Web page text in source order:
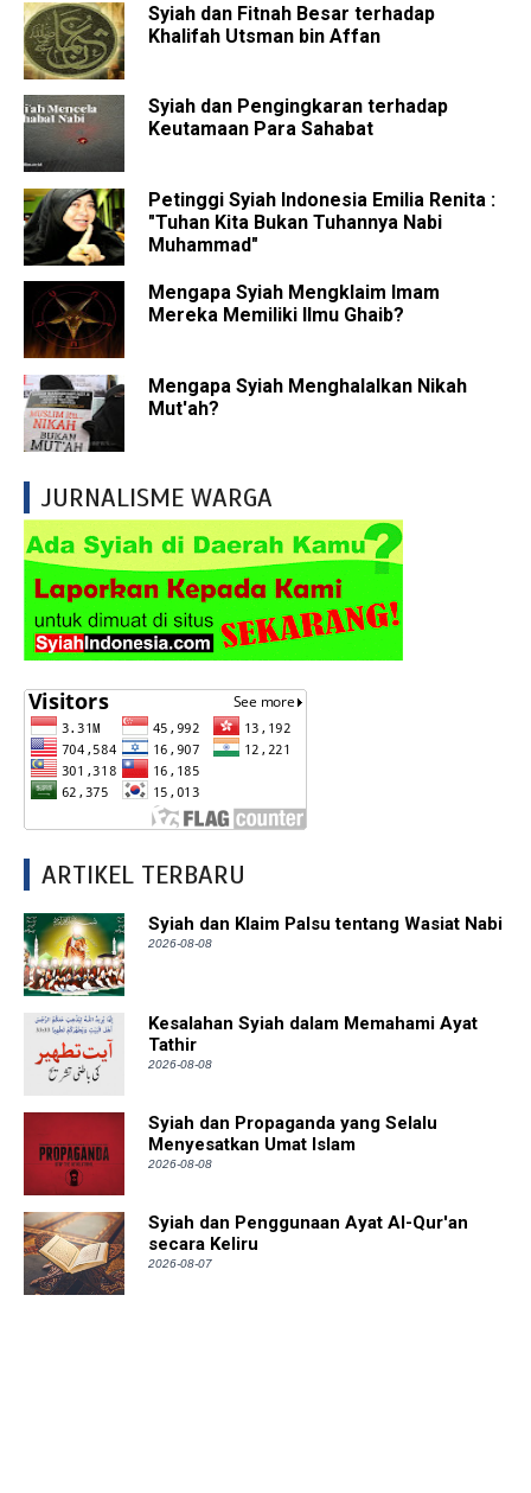
Syiah dan Fitnah Besar terhadap
Khalifah Utsman bin Affan
Syiah dan Pengingkaran terhadap
Keutamaan Para Sahabat
Petinggi Syiah Indonesia Emilia Renita :
"Tuhan Kita Bukan Tuhannya Nabi
Muhammad"
Mengapa Syiah Mengklaim Imam
Mereka Memiliki Ilmu Ghaib?
Mengapa Syiah Menghalalkan Nikah
Mut'ah?
JURNALISME WARGA
ARTIKEL TERBARU
Syiah dan Klaim Palsu tentang Wasiat Nabi
2026-08-08
Kesalahan Syiah dalam Memahami Ayat
Tathir
2026-08-08
Syiah dan Propaganda yang Selalu
Menyesatkan Umat Islam
2026-08-08
Syiah dan Penggunaan Ayat Al-Qur'an
secara Keliru
2026-08-07